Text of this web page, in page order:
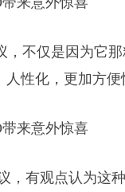
不仅是因为它
性化，更加方便
，有观点认为这